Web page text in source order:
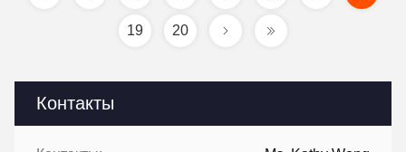
Контакты
19 20